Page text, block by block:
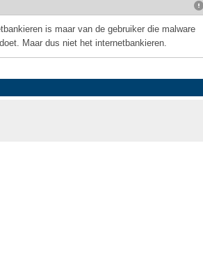
is maar van de gebruiker die malware
Maar dus niet het internetbankieren.